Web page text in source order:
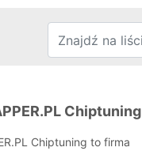
Chiptuning
Chiptuning to firma